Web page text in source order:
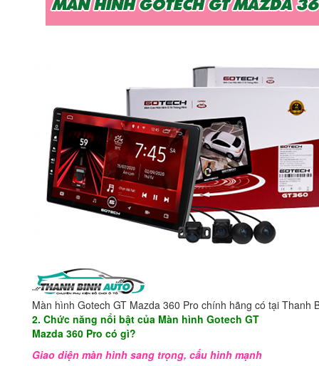
Màn hình Gotech GT Mazda 360 Pro chính hãng có tại Thanh
2. Chức năng nổi bật của Màn hình Gotech GT
Mazda 360 Pro có gì?
Giao diện màn hình sang trọng, cấu hình mạnh